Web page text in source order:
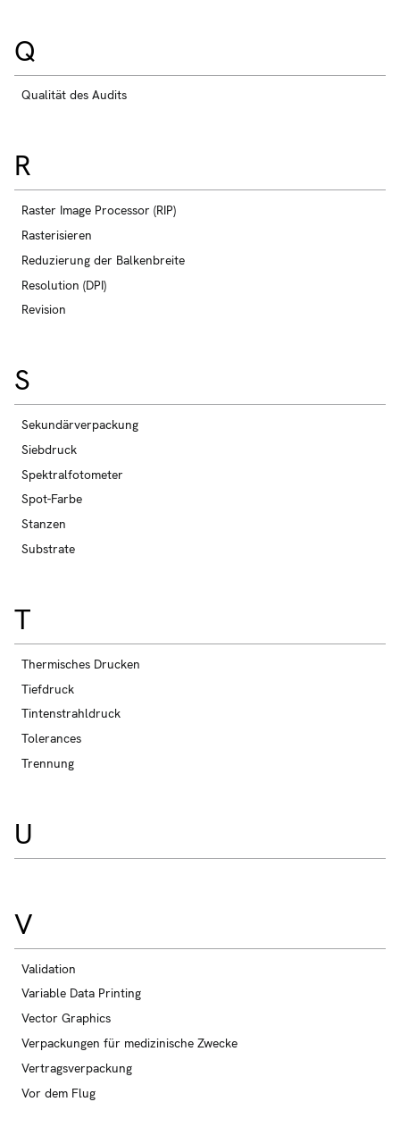
Q
Qualität des Audits
R
Raster Image Processor (RIP)
Rasterisieren
Reduzierung der Balkenbreite
Resolution (DPI)
Revision
S
Sekundärverpackung
Siebdruck
Spektralfotometer
Spot-Farbe
Stanzen
Substrate
T
Thermisches Drucken
Tiefdruck
Tintenstrahldruck
Tolerances
Trennung
U
V
Validation
Variable Data Printing
Vector Graphics
Verpackungen für medizinische Zwecke
Vertragsverpackung
Vor dem Flug